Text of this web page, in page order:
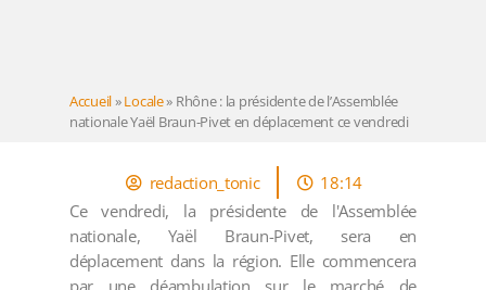
Accueil»Locale» Rhône : la présidente de l’Assemblée
nationale Yaël Braun-Pivet en déplacement ce vendredi
redaction_tonic
18:14
Ce vendredi, la présidente de l'Assemblée
nationale, Yaël Braun-Pivet, sera en
déplacement dans la région. Elle commencera